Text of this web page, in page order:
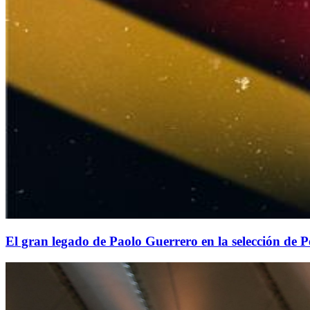
El gran legado de Paolo Guerrero en la selección de